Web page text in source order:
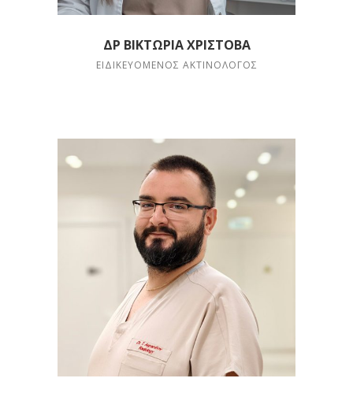
ΔΡ ΒΙΚΤΏΡΙΑ ΧΡΊΣΤΟΒΑ
ΕΙΔΙΚΕΥΌΜΕΝΟΣ ΑΚΤΙΝΟΛΌΓΟΣ